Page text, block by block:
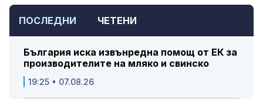
ПОСЛЕДНИ ЧЕТЕНИ
България иска извънредна помощ от ЕК за
производителите на мляко и свинско
19:25 • 07.08.26